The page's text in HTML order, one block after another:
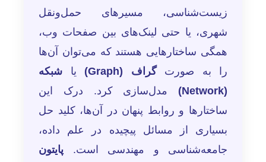
زیست‌شناسی، مسیرهای حمل‌ونقل
شهری، یا حتی لینک‌های بین صفحات وب،
همگی ساختارهایی هستند که می‌توان آن‌ها
را به صورتگراف (Graph) یا شبکه
(Network)
مدل‌سازی کرد. درک این
ساختارها و روابط پنهان در آن‌ها، کلید حل
بسیاری از مسائل پیچیده در علم داده،
جامعه‌شناسی و مهندسی است. پایتون